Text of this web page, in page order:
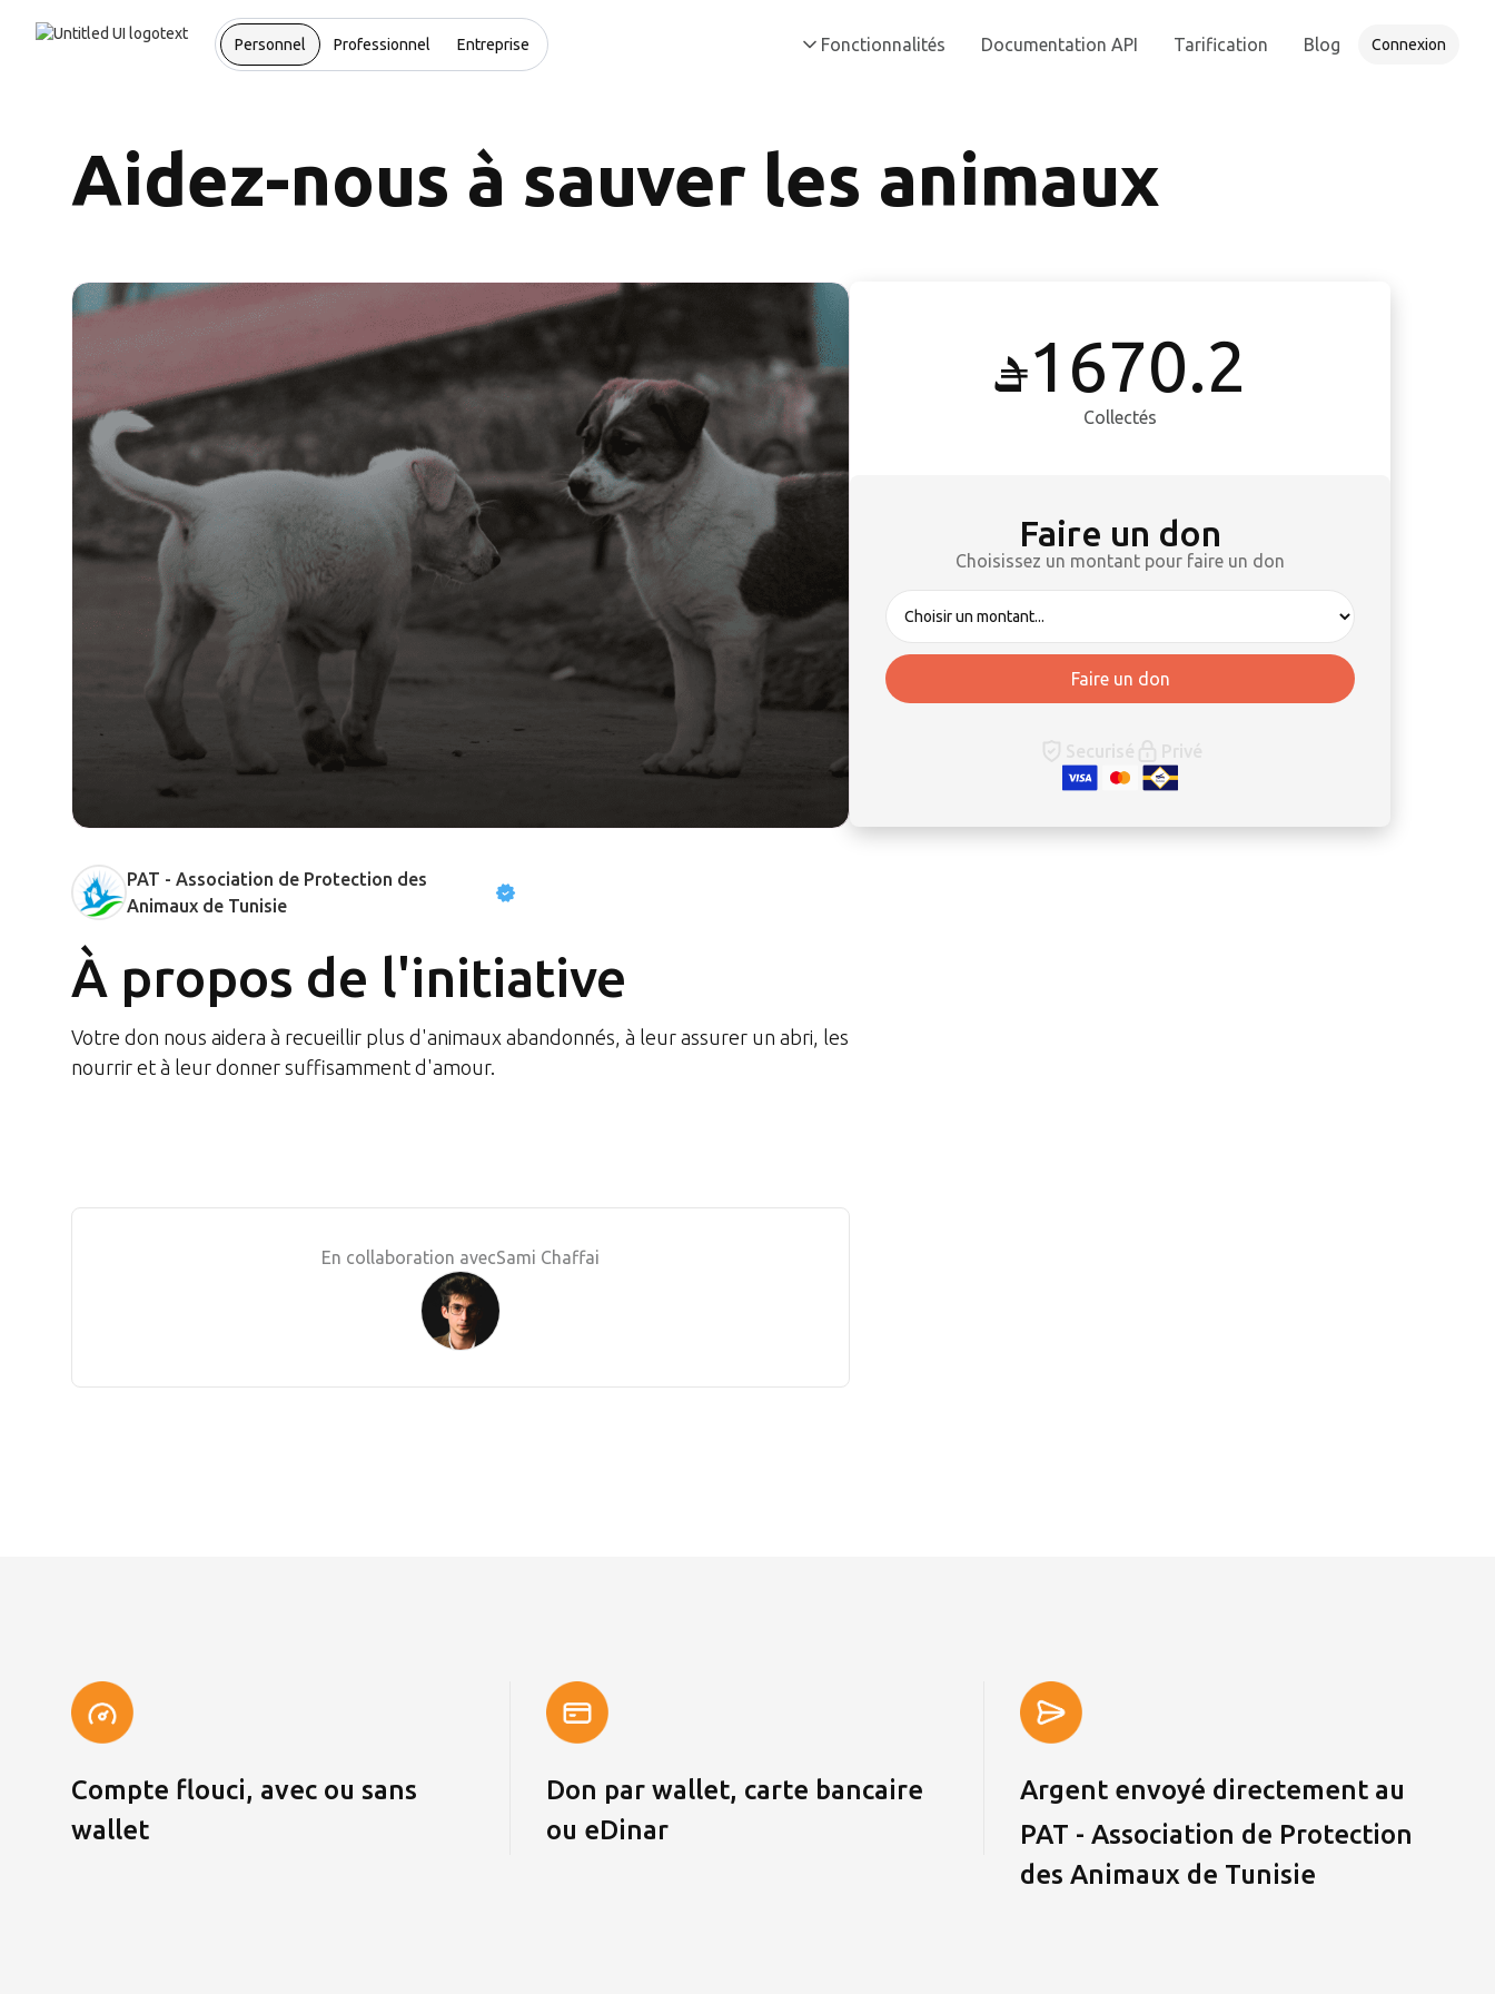
Personnel Professionnel Entreprise Fonctionnalités Documentation API Tarification Blog Connexion
Aidez-nous à sauver les animaux
PAT - Association de Protection des
Animaux de Tunisie
À propos de l'initiative
Votre don nous aidera à recueillir plus d'animaux abandonnés, à leur assurer un abri, les
nourrir et à leur donner suffisamment d'amour.
En collaboration avecSami Chaffai
1670.2
Collectés
Faire un don
Choisissez un montant pour faire un don
Compte flouci, avec ou sans
wallet
Don par wallet, carte bancaire
ou eDinar
Argent envoyé directement au
PAT - Association de Protection
des Animaux de Tunisie